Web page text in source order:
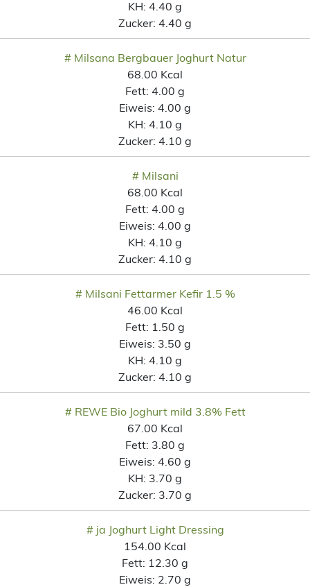
KH: 4.40 g
Zucker: 4.40 g
# Milsana Bergbauer Joghurt Natur
68.00 Kcal
Fett: 4.00 g
Eiweis: 4.00 g
KH: 4.10 g
Zucker: 4.10 g
# Milsani
68.00 Kcal
Fett: 4.00 g
Eiweis: 4.00 g
KH: 4.10 g
Zucker: 4.10 g
# Milsani Fettarmer Kefir 1.5 %
46.00 Kcal
Fett: 1.50 g
Eiweis: 3.50 g
KH: 4.10 g
Zucker: 4.10 g
# REWE Bio Joghurt mild 3.8% Fett
67.00 Kcal
Fett: 3.80 g
Eiweis: 4.60 g
KH: 3.70 g
Zucker: 3.70 g
# ja Joghurt Light Dressing
154.00 Kcal
Fett: 12.30 g
Eiweis: 2.70 g